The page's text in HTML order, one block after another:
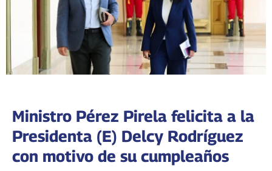
Ministro Pérez Pirela felicita a la
Presidenta (E) Delcy Rodríguez
con motivo de su cumpleaños